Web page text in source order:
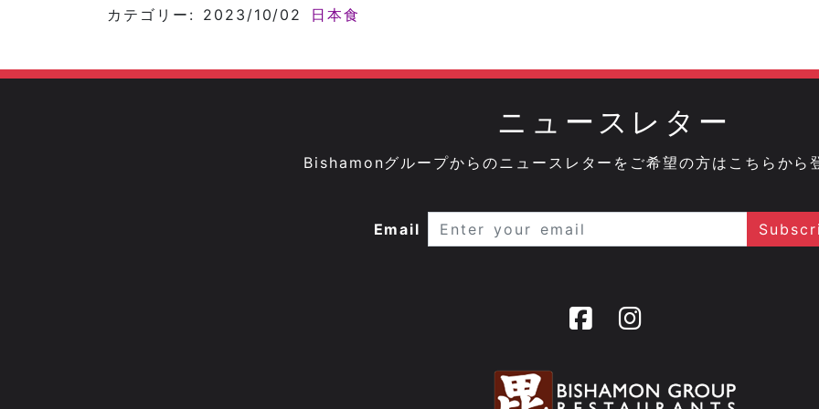
カテゴリー: 2023/10/02 日本食
ニュースレター
Bishamonグループからのニュースレターをご希望の方はこちらから
Email